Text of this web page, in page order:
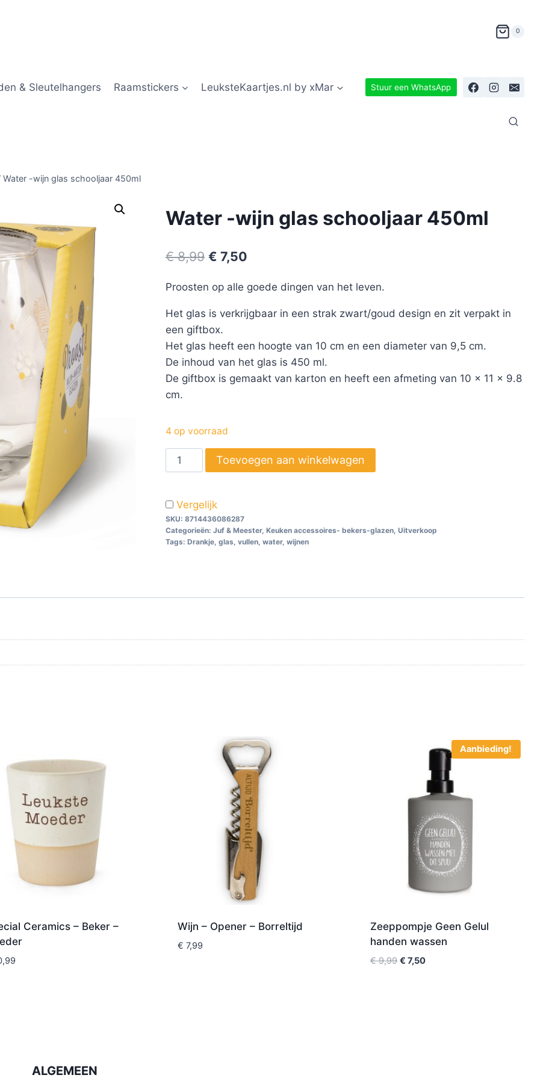
0
& Sleutelhangers Raamstickers LeuksteKaartjes.nl by xMar Stuur een WhatsApp
Water -wijn glas schooljaar 450ml
Water -wijn glas schooljaar 450ml
€8,99 € 7,50
Proosten op alle goede dingen van het leven.
Het glas is verkrijgbaar in een strak zwart/goud design en zit verpakt in
een giftbox.
Het glas heeft een hoogte van 10 cm en een diameter van 9,5 cm.
De inhoud van het glas is 450 ml.
De giftbox is gemaakt van karton en heeft een afmeting van 10 x 11 x 9.8
cm.
4 op voorraad
Toevoegen aan winkelwagen
Vergelijk
SKU: 8714436086287
Categorieën: Juf & Meester, Keuken accessoires- bekers-glazen, Uitverkoop
Tags: Drankje, glas vullen, water, wijnen
Ceramics – Beker –
Wijn – Opener – Borreltijd
€ 7,99
Aanbieding!
Zeeppompje Geen Gelul
handen wassen
€9,99 € 7,50
ALGEMEEN